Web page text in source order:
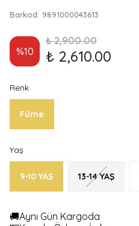
Barkod: 9891000043613
%10
₺ 2,900.00
₺ 2,610.00
Renk
Füme
Yaş
9-10 YAŞ 13-14 YAŞ
🚚Aynı Gün Kargoda